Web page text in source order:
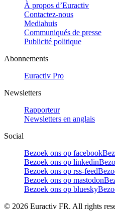
À propos d’Euractiv
Contactez-nous
Mediahuis
Communiqués de presse
Publicité politique
Abonnements
Euractiv Pro
Newsletters
Rapporteur
Newsletters en anglais
Social
Bezoek ons op facebook
Bezoek ons op linkedin
Bezoek ons op rss-feed
Bezoek ons op mastodon
Bezoek ons op bluesky
© 2026 Euractiv FR. All rights